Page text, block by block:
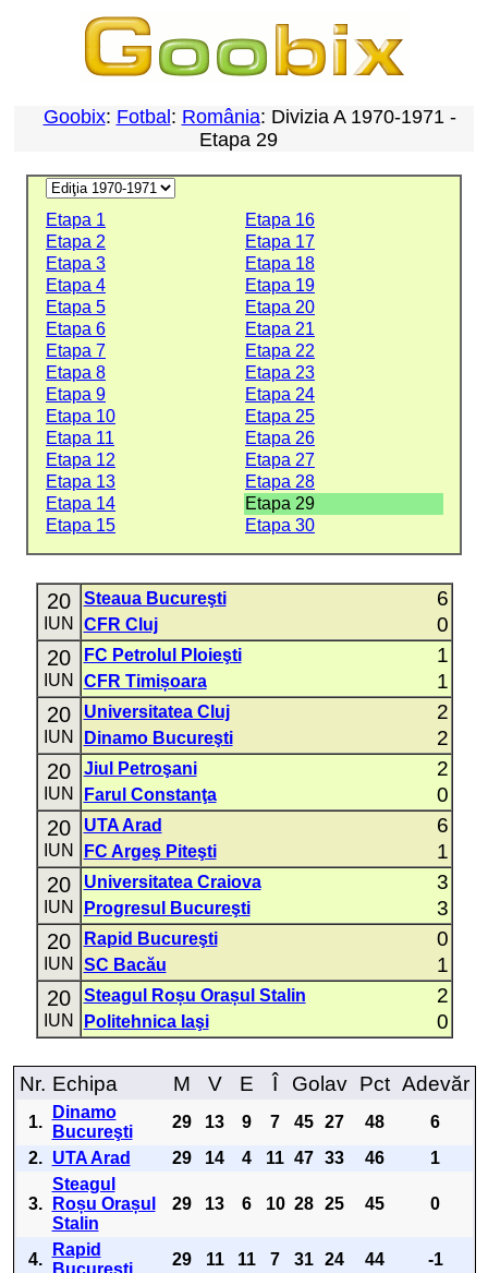
Goobix: Fotbal : România: Divizia A 1970-1971 -
Etapa 29
Etapa 1
Etapa 16
Etapa 2
Etapa 17
Etapa 3
Etapa 18
Etapa 4
Etapa 19
Etapa 5
Etapa 20
Etapa 6
Etapa 21
Etapa 7
Etapa 22
Etapa 8
Etapa 23
Etapa 9
Etapa 24
Etapa 10
Etapa 25
Etapa 11
Etapa 26
Etapa 12
Etapa 27
Etapa 13
Etapa 28
Etapa 14
Etapa 29
Etapa 15
Etapa 30
20
IUN
Steaua Bucureşti 6
CFR Cluj 0
20
IUN
FC Petrolul Ploieşti 1
CFR Timișoara 1
20
IUN
Universitatea Cluj 2
Dinamo Bucureşti 2
20
IUN
Jiul Petroşani 2
Farul Constanţa 0
20
IUN
UTA Arad 6
FC Argeş Piteşti 1
20
IUN
Universitatea Craiova 3
Progresul Bucureşti 3
20
IUN
Rapid Bucureşti 0
SC Bacău 1
20
IUN
Steagul Roșu Orașul Stalin 2
Politehnica Iaşi 0
Nr. Echipa M V E Î Golav Pct Adevăr
1.
Dinamo
Bucureşti
29 13 9 7 45 27 48
6
2.
UTA Arad 29 14 4 11 47 33 46 1
3.
Steagul
Roșu Orașul
Stalin
29 13 6 10 28 25 45 0
4.
Rapid
Bucureşti
29 11 11 7 31 24 44 -1